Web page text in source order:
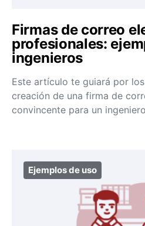
Firmas de correo
profesionales:
ingenieros
Este artículo te guiará por
creación de una firma de
convincente para un
Ejemplos de uso